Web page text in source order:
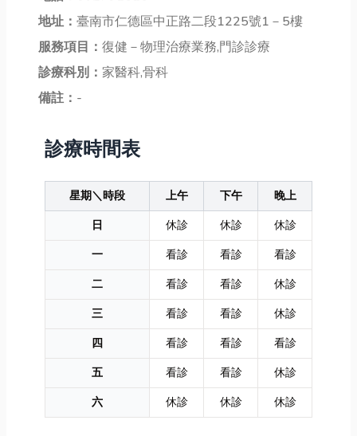
地址： 臺南市仁德區中正路二段1225號1－5樓
服務項目： 復健－物理治療業務,門診診療
診療科別： 家醫科,骨科
備註： -
診療時間表
星期＼時段 上午 下午
晚上
日
休診 休診
休診
一
看診 看診
看診
二
看診 看診
休診
三
看診 看診
休診
四
看診 看診
看診
五
看診 看診
休診
六
休診 休診 休診